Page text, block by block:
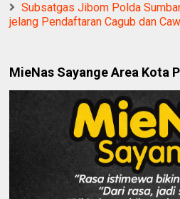
Subsatgas Jibom Polda
jelang Pendaftaran Cagub dan
MieNas Sayange Area Kota